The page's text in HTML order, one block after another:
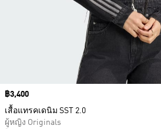
Price
฿3,400
เสื้อแทรคเดนิม SST 2.0
ผู้หญิง Originals